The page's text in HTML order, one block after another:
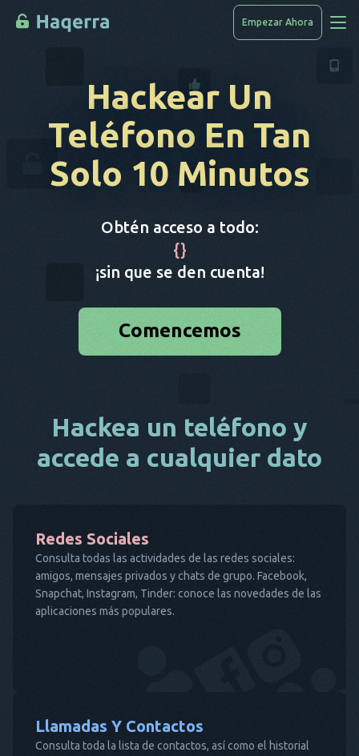
Cómo Piratear
Lista De Dispositivos
PREGUNTAS FRECUENTES
Empezar Ahora
Hackear Un
Teléfono En Tan
Solo 10 Minutos
Obtén acceso a todo:
{}
¡sin que se den cuenta!
Comencemos
Hackea un teléfono y
accede a cualquier dato
Redes Sociales
Consulta todas las actividades de las redes sociales:
amigos, mensajes privados y chats de grupo. Facebook,
Snapchat, Instagram, Tinder: conoce las novedades de las
aplicaciones más populares.
Llamadas Y Contactos
Consulta toda la lista de contactos, así como el historial